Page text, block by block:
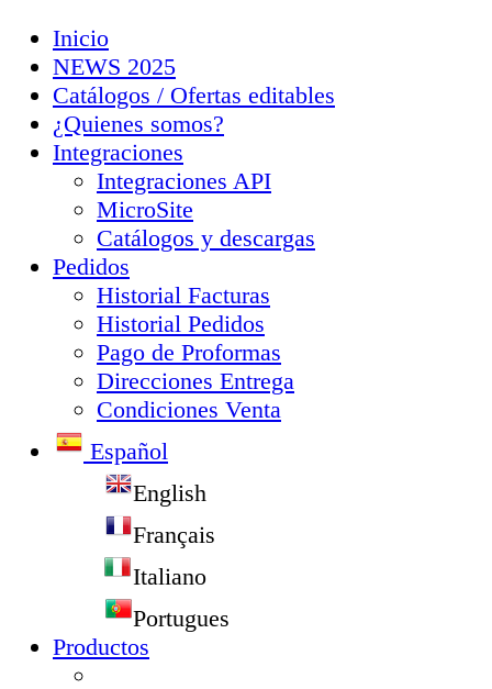
Inicio
NEWS 2025
Catálogos / Ofertas editables
¿Quienes somos?
Integraciones
Integraciones API
MicroSite
Catálogos y descargas
Pedidos
Historial Facturas
Historial Pedidos
Pago de Proformas
Direcciones Entrega
Condiciones Venta
Español
English
Français
Italiano
Portugues
Productos